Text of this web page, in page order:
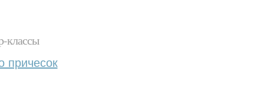
классы
причесок